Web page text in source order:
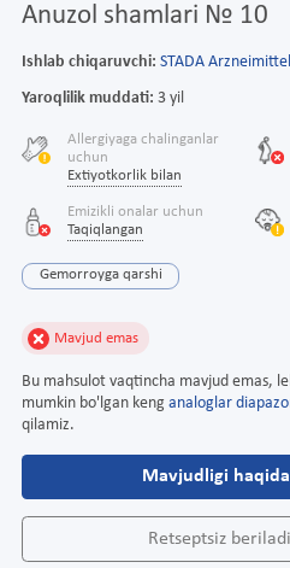
Anuzol shamlari № 10
Ishlab chiqaruvchi: STADA
Yaroqlilik muddati: 3 yil
Allergiyaga chalinganlar
uchun
Extiyotkorlik bilan
Emizikli onalar uchun
Taqiqlangan
Gemorroyga qarshi
Mavjud emas
Bu mahsulot vaqtincha mavjud emas,
mumkin bo'lgan keng analoglar
qilamiz.
Mavjudligi
Retseptsiz beriladi